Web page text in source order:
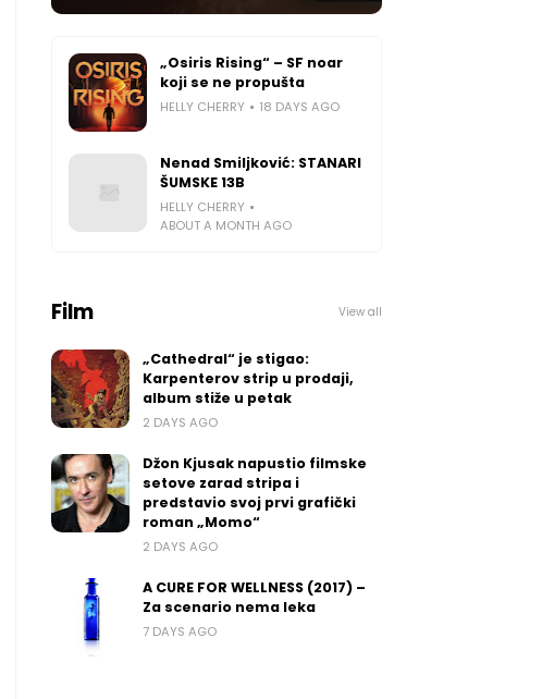
„Osiris Rising“ – SF noar
koji se ne propušta
HELLY CHERRY 18 DAYS AGO
Nenad Smiljković: STANARI
ŠUMSKE 13B
HELLY CHERRY
ABOUT A MONTH AGO
Film View all
„Cathedral“ je stigao:
Karpenterov strip u prodaji,
album stiže u petak
2 DAYS AGO
Džon Kjusak napustio filmske
setove zarad stripa i
predstavio svoj prvi grafički
roman „Momo“
2 DAYS AGO
A CURE FOR WELLNESS (2017) –
Za scenario nema leka
7 DAYS AGO